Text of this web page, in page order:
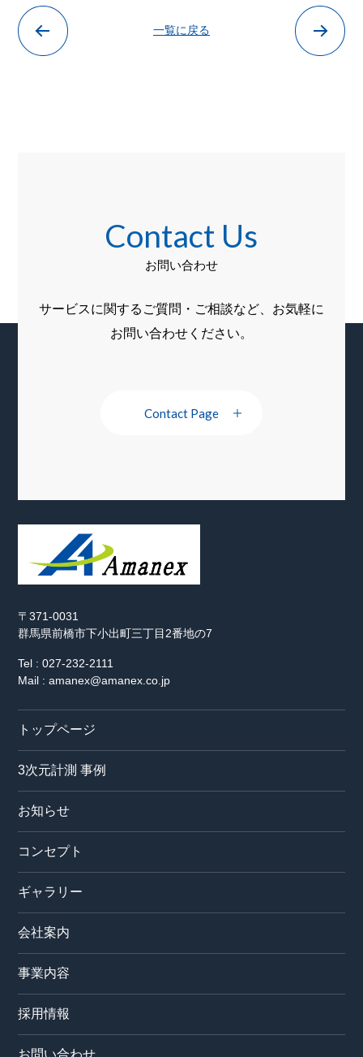
一覧に戻る
Contact Us
お問い合わせ
サービスに関するご質問・ご相談など、お気軽に
お問い合わせください。
Contact Page
〒371-0031
群馬県前橋市下小出町三丁目2番地の7
Tel : 027-232-2111
Mail : amanex@amanex.co.jp
トップページ
3次元計測 事例
お知らせ
コンセプト
ギャラリー
会社案内
事業内容
採用情報
お問い合わせ